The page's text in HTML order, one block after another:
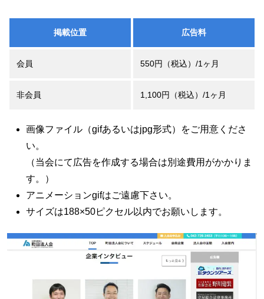
掲載位置 広告料
会員 550円（税込） /1ヶ月
非会員 1,100円（税込） /1ヶ月
画像ファイル（gifあるいはjpg形式）をご用意くださ
い。
（当会にて広告を作成する場合は別途費用がかかりま
す。）
アニメーションgifはご遠慮下さい。
サイズは188×50ピクセル以内でお願いします。